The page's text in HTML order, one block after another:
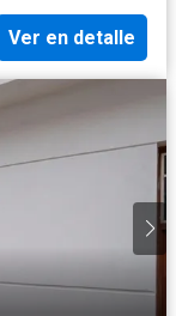
Ver en detalle